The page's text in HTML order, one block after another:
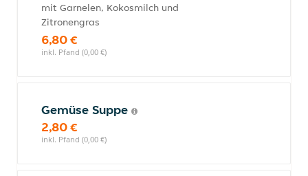
mit Garnelen, Kokosmilch und
Zitronengras
6,80 €
inkl. Pfand (0,00 €)
Gemüse Suppe
2,80 €
inkl. Pfand (0,00 €)